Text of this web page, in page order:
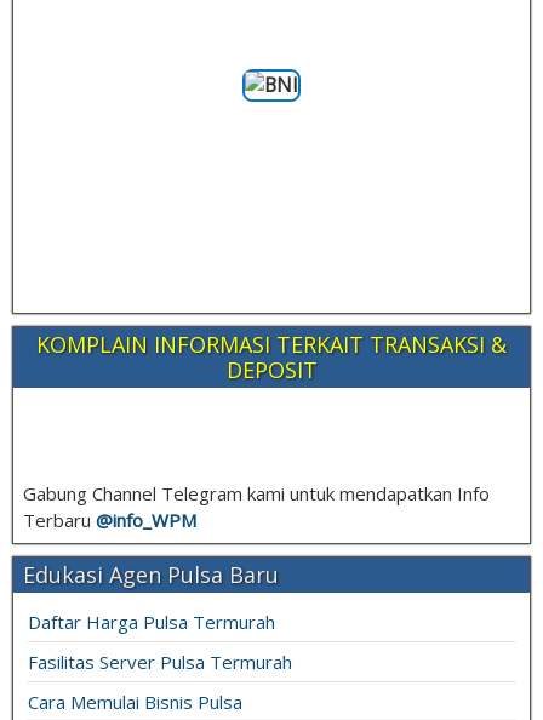
KOMPLAIN INFORMASI TERKAIT TRANSAKSI &
DEPOSIT
Gabung Channel Telegram kami untuk mendapatkan Info
Terbaru @info_ WPM
Edukasi Agen Pulsa Baru
Daftar Harga Pulsa Termurah
Fasilitas Server Pulsa Termurah
Cara Memulai Bisnis Pulsa